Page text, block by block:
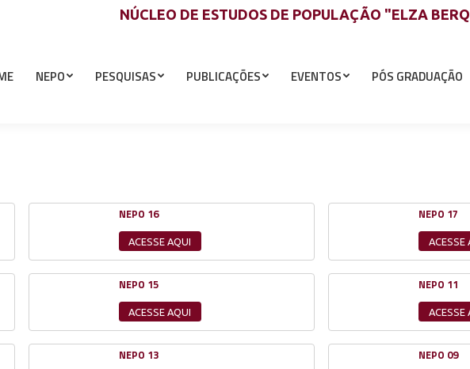
NÚCLEO DE ESTUDOS DE POPULAÇÃO "ELZA
NEPO PESQUISAS PUBLICAÇÕES EVENTOS PÓS GRADUAÇÃO
NEPO 16
ACESSE AQUI
NEPO 17
ACESSE
NEPO 15
ACESSE AQUI
NEPO 11
ACESSE
NEPO 13 NEPO 09